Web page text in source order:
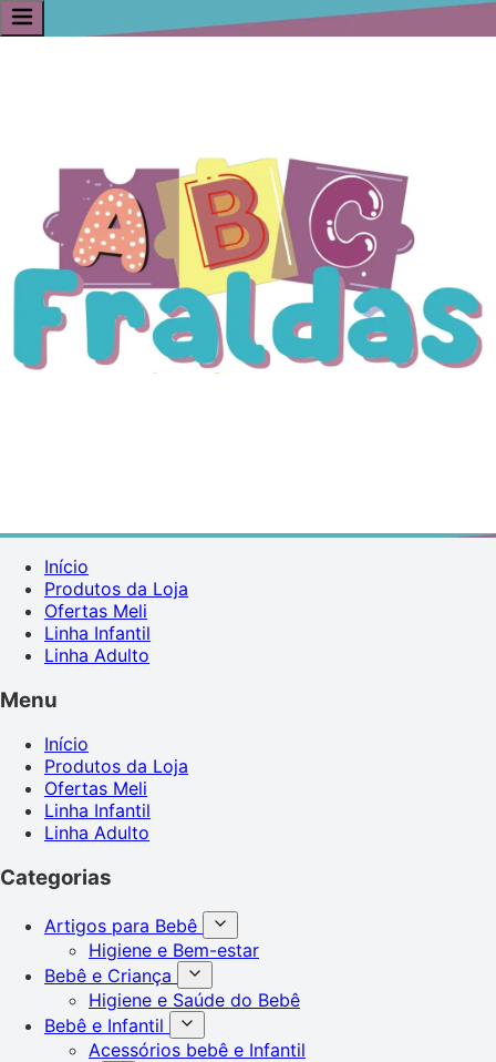
Início
Produtos da Loja
Ofertas Meli
Linha Infantil
Linha Adulto
Menu
Início
Produtos da Loja
Ofertas Meli
Linha Infantil
Linha Adulto
Categorias
Artigos para Bebê
Higiene e Bem-estar
Bebê e Criança
Higiene e Saúde do Bebê
Bebê e Infantil
Acessórios bebê e Infantil